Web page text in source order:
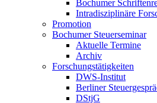
Bochumer
Intradisziplinäre
Promotion
Bochumer Steuerseminar
Aktuelle Termine
Archiv
Forschungstätigkeiten
DWS-Institut
Berliner
DStjG